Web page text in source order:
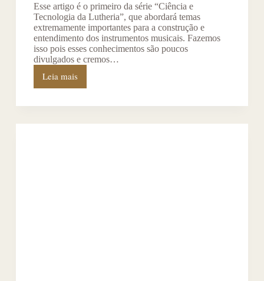
Esse artigo é o primeiro da série “Ciência e
Tecnologia da Lutheria”, que abordará temas
extremamente importantes para a construção e
entendimento dos instrumentos musicais. Fazemos
isso pois esses conhecimentos são poucos
divulgados e cremos…
Leia mais